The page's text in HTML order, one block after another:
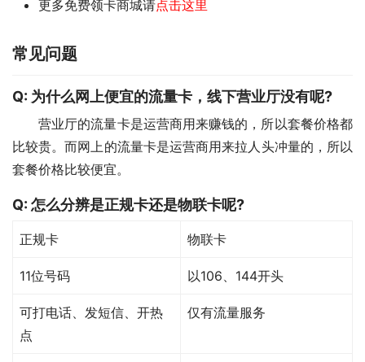
更多免费领卡商城请点击这里
常见问题
Q: 为什么网上便宜的流量卡，线下营业厅没有呢?
营业厅的流量卡是运营商用来赚钱的，所以套餐价格都
比较贵。而网上的流量卡是运营商用来拉人头冲量的，所以
套餐价格比较便宜。
Q: 怎么分辨是正规卡还是物联卡呢?
正规卡 物联卡
11位号码 以106、144开头
可打电话、发短信、开热
点
仅有流量服务